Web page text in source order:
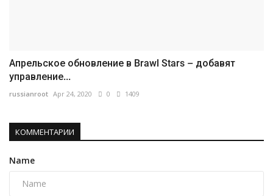
Апрельское обновление в Brawl Stars – добавят
управление...
russianroot Apr 24, 2020 0 1409
КОММЕНТАРИИ
Name